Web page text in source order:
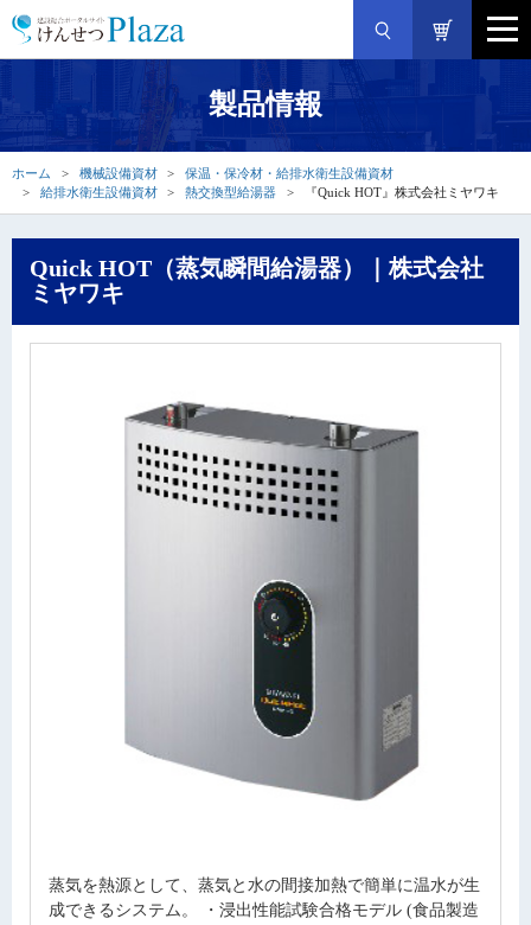
製品情報
ホーム 機械設備資材
保温・保冷材・給排水衛生設備資材
給排水衛生設備資材
熱交換型給湯器 『Quick HOT』株式会社ミヤワキ
Quick HOT（蒸気瞬間給湯器）｜株式会社
ミヤワキ
蒸気を熱源として、蒸気と水の間接加熱で簡単に温水が生
成できるシステム。 ・浸出性能試験合格モデル (食品製造